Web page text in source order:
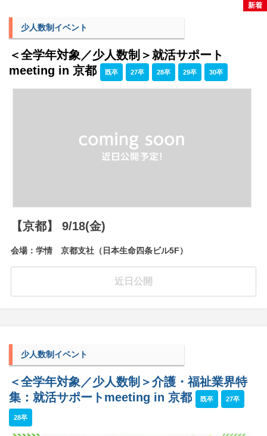
少人数制イベント
＜全学年対象／少人数制＞就活サポート
meeting in 京都
既卒 27卒 28卒 29卒 30卒
新着
【京都】 9/18(金)
会場：学情 京都支社（日本生命四条ビル5F）
近日公開
少人数制イベント
＜全学年対象／少人数制＞介護・福祉業界特
集：就活サポートmeeting in 京都
既卒 27卒
28卒